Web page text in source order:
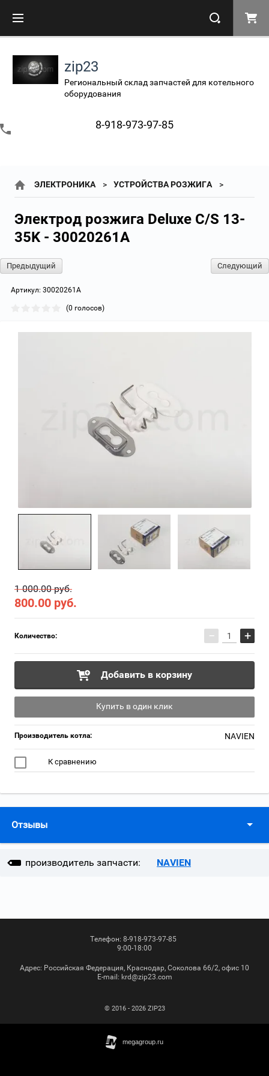
zip23
Региональный склад запчастей для котельного
оборудования
8-918-973-97-85
ЭЛЕКТРОНИКА УСТРОЙСТВА РОЗЖИГА
Электрод розжига Deluxe C/S 13-
35K - 30020261A
Предыдущий Следующий
Артикул: 30020261A
(0 голосов)
1 000.00 руб.
800.00 руб.
Количество: − +
Добавить в корзину
Купить в один клик
Производитель котла: NAVIEN
К сравнению
Отзывы
производитель запчасти: NAVIEN
Телефон: 8-918-973-97-85
9:00-18:00
Адрес: Российская Федерация, Краснодар, Соколова 66/2, офис 10
Е-mail: krd@zip23.com
© 2016 - 2026 ZIP23